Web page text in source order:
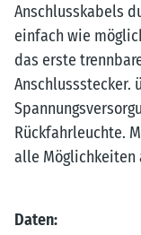
Anschlusskabels
einfach wie
das erste
Anschlussstecker.
Rückfahrleuchte.
alle Möglichkeiten
Daten: